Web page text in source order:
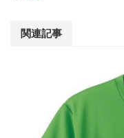
関連記事